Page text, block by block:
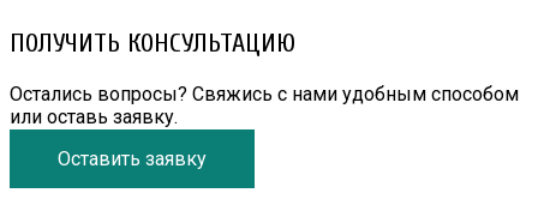
ПОЛУЧИТЬ КОНСУЛЬТАЦИЮ
Остались вопросы? Свяжись с нами удобным способом
или оставь заявку.
Оставить заявку